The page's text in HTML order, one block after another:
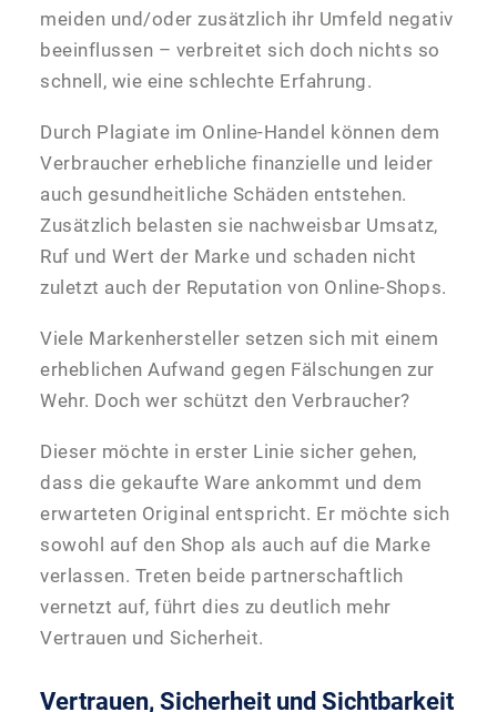
meiden und/oder zusätzlich ihr Umfeld negativ
beeinflussen – verbreitet sich doch nichts so
schnell, wie eine schlechte Erfahrung.
Durch Plagiate im Online-Handel können dem
Verbraucher erhebliche finanzielle und leider
auch gesundheitliche Schäden entstehen.
Zusätzlich belasten sie nachweisbar Umsatz,
Ruf und Wert der Marke und schaden nicht
zuletzt auch der Reputation von Online-Shops.
Viele Markenhersteller setzen sich mit einem
erheblichen Aufwand gegen Fälschungen zur
Wehr. Doch wer schützt den Verbraucher?
Dieser möchte in erster Linie sicher gehen,
dass die gekaufte Ware ankommt und dem
erwarteten Original entspricht. Er möchte sich
sowohl auf den Shop als auch auf die Marke
verlassen. Treten beide partnerschaftlich
vernetzt auf, führt dies zu deutlich mehr
Vertrauen und Sicherheit.
Vertrauen, Sicherheit und Sichtbarkeit